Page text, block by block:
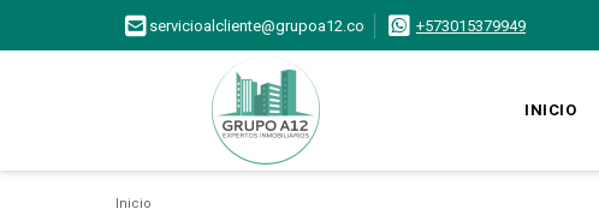
servicioalcliente@grupoa12.co +573015379949
INICIO
Inicio